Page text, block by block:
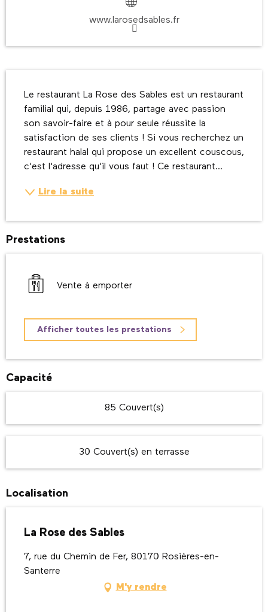
www.larosedsables.fr
Le restaurant La Rose des Sables est un restaurant
familial qui, depuis 1986, partage avec passion
son savoir-faire et à pour seule réussite la
satisfaction de ses clients ! Si vous recherchez un
restaurant halal qui propose un excellent couscous,
c'est l'adresse qu'il vous faut ! Ce restaurant...
Lire la suite
Prestations
Vente à emporter
Afficher toutes les prestations
Capacité
85 Couvert(s)
30 Couvert(s) en terrasse
Localisation
La Rose des Sables
7, rue du Chemin de Fer, 80170 Rosières-en-
Santerre
M'y rendre